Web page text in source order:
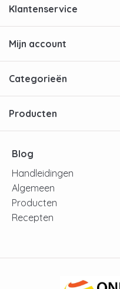
Klantenservice
Mijn account
Categorieën
Producten
Blog
Handleidingen
Algemeen
Producten
Recepten